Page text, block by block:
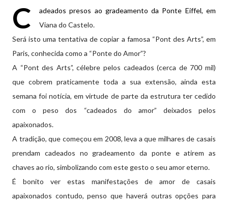
C
adeados presos ao gradeamento da Ponte Eiffel, em
Viana do Castelo.
Será isto uma tentativa de copiar a famosa “Pont des Arts”, em
Paris, conhecida como a “Ponte do Amor”?
A “Pont des Arts”, célebre pelos cadeados (cerca de 700 mil)
que cobrem praticamente toda a sua extensão, ainda esta
semana foi notícia, em virtude de parte da estrutura ter cedido
com o peso dos “cadeados do amor” deixados pelos
apaixonados.
A tradição, que começou em 2008, leva a que milhares de casais
prendam cadeados no gradeamento da ponte e atirem as
chaves ao rio, simbolizando com este gesto o seu amor eterno.
É bonito ver estas manifestações de amor de casais
apaixonados contudo, penso que haverá outras opções para